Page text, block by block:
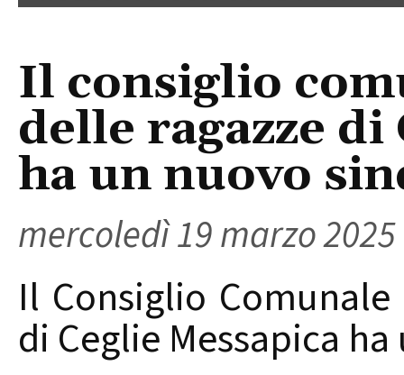
Il consiglio
delle ragazze di
ha un nuovo
mercoledì 19 marzo 2025
Il Consiglio Comunale
di Ceglie Messapica